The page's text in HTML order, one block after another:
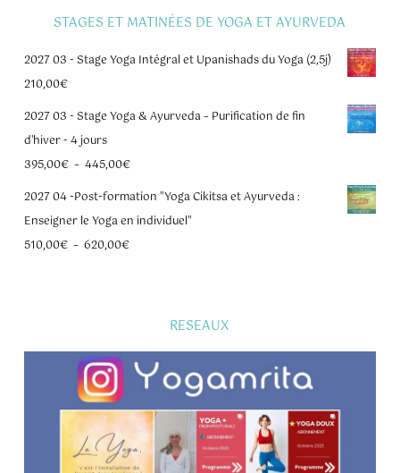
STAGES ET MATINÉES DE YOGA ET AYURVEDA
2027 03 - Stage Yoga Intégral et Upanishads du Yoga (2,5j)
210,00€
2027 03 - Stage Yoga & Ayurveda – Purification de fin
d'hiver - 4 jours
395,00€ – 445,00€Plage
de
prix :
395,00€
2027 04 -Post-formation "Yoga Cikitsa et Ayurveda :
Enseigner le Yoga en individuel"
510,00€ – 620,00€Plage
510,00€
620,00€
RESEAUX